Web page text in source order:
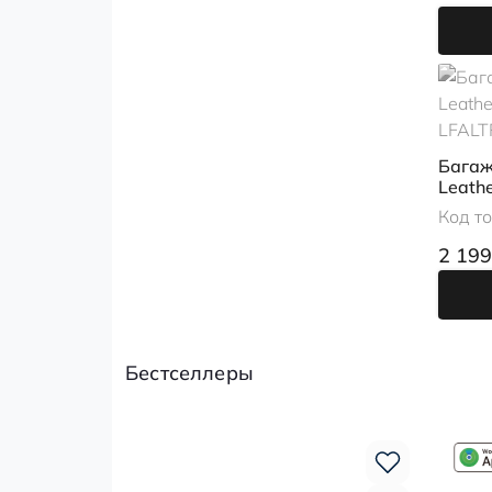
Код
2
Бестселлеры